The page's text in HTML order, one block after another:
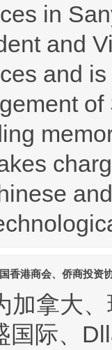
in
and
and
香港商会、侨商投资
加拿大
国际、